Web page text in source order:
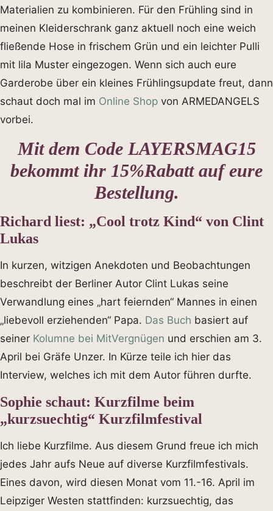
Materialien zu kombinieren. Für den Frühling sind in
meinen Kleiderschrank ganz aktuell noch eine weich
fließende Hose in frischem Grün und ein leichter Pulli
mit lila Muster eingezogen. Wenn sich auch eure
Garderobe über ein kleines Frühlingsupdate freut, dann
schaut doch mal im Online Shop von ARMEDANGELS
vorbei.
Mit dem Code LAYERSMAG15
bekommt ihr 15%Rabatt auf eure
Bestellung.
Richard liest: „Cool trotz Kind“ von Clint
Lukas
In kurzen, witzigen Anekdoten und Beobachtungen
beschreibt der Berliner Autor Clint Lukas seine
Verwandlung eines „hart feiernden“ Mannes in einen
„liebevoll erziehenden“ Papa. Das Buch basiert auf
seiner Kolumne bei MitVergnügen und erschien am 3.
April bei Gräfe Unzer. In Kürze teile ich hier das
Interview, welches ich mit dem Autor führen durfte.
Sophie schaut: Kurzfilme beim
„kurzsuechtig“ Kurzfilmfestival
Ich liebe Kurzfilme. Aus diesem Grund freue ich mich
jedes Jahr aufs Neue auf diverse Kurzfilmfestivals.
Eines davon, wird diesen Monat vom 11.-16. April im
Leipziger Westen stattfinden: kurzsuechtig, das